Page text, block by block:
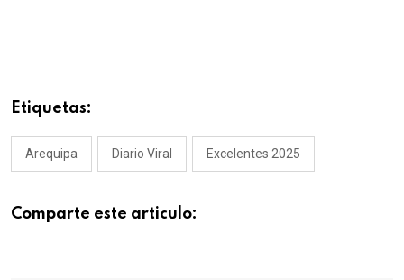
Etiquetas:
Arequipa Diario Viral Excelentes 2025
Comparte este articulo: